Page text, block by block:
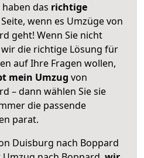
das richtige
wenn es Umzüge von
geht! Wenn Sie nicht
die richtige Lösung für
auf Ihre Fragen wollen,
mein Umzug von
– dann wählen Sie sie
die passende
parat.
Duisburg nach Boppard